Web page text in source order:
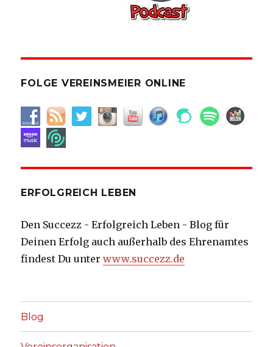
FOLGE VEREINSMEIER ONLINE
ERFOLGREICH LEBEN
Den Succezz - Erfolgreich Leben - Blog für
Deinen Erfolg auch außerhalb des Ehrenamtes
findest Du unterwww.succezz.de
Blog